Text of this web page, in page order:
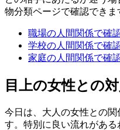
物分類ページで確認できま
職場の人間関係で確
学校の人間関係で確
家庭の人間関係で確
目上の女性との
今日は、大人の女性との
す。特別に良い流れがあ